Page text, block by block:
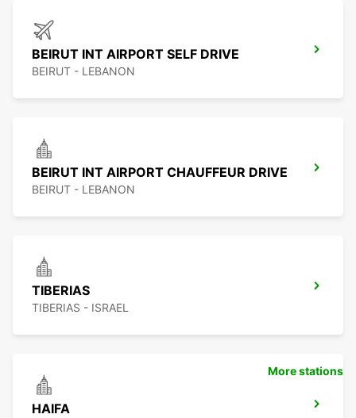
BEIRUT INT AIRPORT SELF DRIVE
BEIRUT - LEBANON
BEIRUT INT AIRPORT CHAUFFEUR DRIVE
BEIRUT - LEBANON
TIBERIAS
TIBERIAS - ISRAEL
HAIFA
More stations